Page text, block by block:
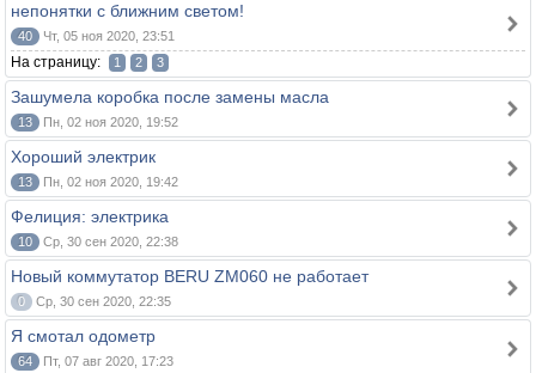
непонятки с ближним светом!
40 Чт, 05 ноя 2020, 23:51
На страницу: 1 2 3
Зашумела коробка после замены масла
13 Пн, 02 ноя 2020, 19:52
Хороший электрик
13 Пн, 02 ноя 2020, 19:42
Фелиция: электрика
10 Ср, 30 сен 2020, 22:38
Новый коммутатор BERU ZM060 не работает
0 Ср, 30 сен 2020, 22:35
Я смотал одометр
64 Пт, 07 авг 2020, 17:23